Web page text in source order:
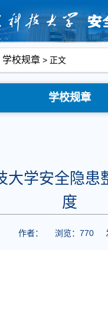
学校规章 > 正文
学校规章
大学安全隐患
度
浏览：770
作者：